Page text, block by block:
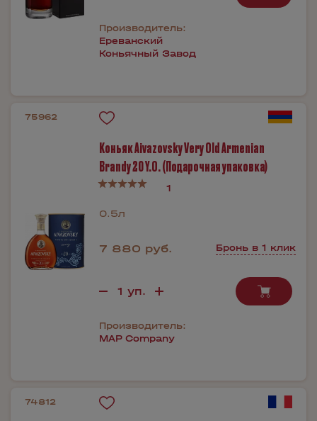
Производитель:
Ереванский
Коньячный Завод
75962
Коньяк Aivazovsky Very Old Armenian
Brandy 20 Y.O. (Подарочная упаковка)
1
0.5л
7 880 руб. Бронь в 1 клик
Производитель:
MAP Company
74812